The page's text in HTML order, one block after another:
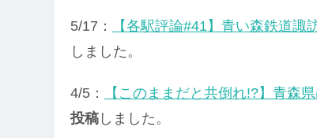
5/17： 【各駅評論#41】青い森鉄道
しました。
4/5： 【このままだと共倒れ!?】青森
投稿 しました。